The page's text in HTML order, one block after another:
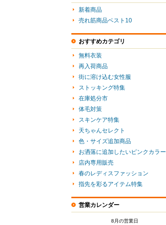
新着商品
売れ筋商品ベスト10
おすすめカテゴリ
無料衣装
再入荷商品
街に溶け込む女性服
ストッキング特集
在庫処分市
体毛対策
スキンケア特集
天ちゃんセレクト
色・サイズ追加商品
お洒落に追加したいピンクカラー
店内専用販売
春のレディスファッション
指先を彩るアイテム特集
営業カレンダー
8月の営業日